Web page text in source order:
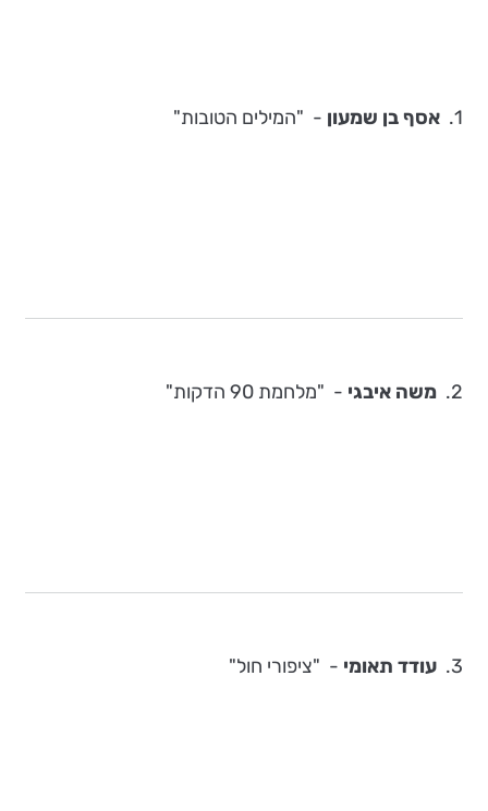
1. אסף בן שמעון - "המילים הטובות"
2. משה איבגי - "מלחמת 90 הדקות"
3. עודד תאומי - "ציפורי חול"